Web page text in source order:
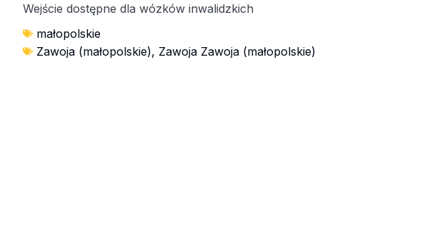
Wejście dostępne dla wózków inwalidzkich
małopolskie
Zawoja (małopolskie), Zawoja Zawoja (małopolskie)